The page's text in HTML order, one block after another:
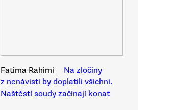
Fatima Rahimi
Na zločiny
z nenávisti by doplatili všichni.
Naštěstí soudy začínají konat